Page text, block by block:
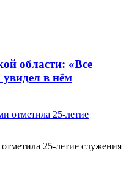
области: «Все
в нём
25-летие служения